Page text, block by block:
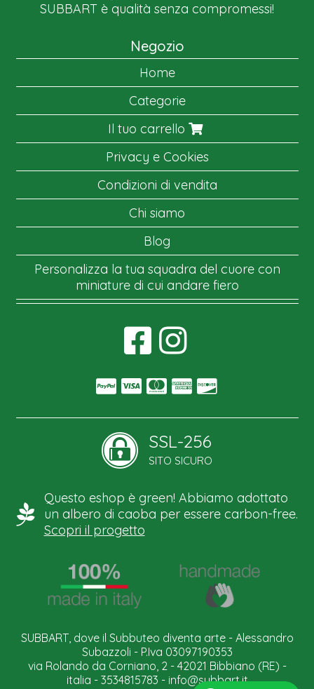
SUBBART è qualità senza compromessi!
Negozio
Home
Categorie
Il tuo carrello
Privacy e Cookies
Condizioni di vendita
Chi siamo
Blog
Personalizza la tua squadra del cuore con
miniature di cui andare fiero
SSL-256
SITO SICURO
Questo eshop è green! Abbiamo adottato
un albero di caoba per essere carbon-free.
Scopri il progetto
SUBBART, dove il Subbuteo diventa arte - Alessandro
Subazzoli - P.Iva 03097190353
via Rolando da Corniano, 2 - 42021 Bibbiano (RE) -
italia - 3534815783 - info@subbart.it